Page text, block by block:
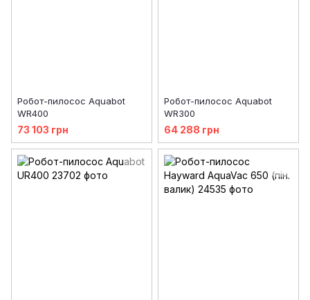
Робот-пилосос Aquabot
WR400
73 103 грн
Робот-пилосос Aquabot
WR300
64 288 грн